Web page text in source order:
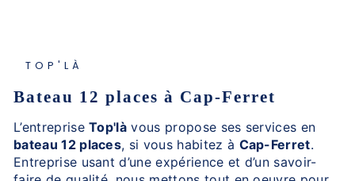
TOP'LÀ
bateau 12 places à Cap-Ferret
L’entrepriseTop'là vous propose ses services en
bateau 12 places, si vous habitez à Cap-Ferret.
Entreprise usant d’une expérience et d’un savoir-